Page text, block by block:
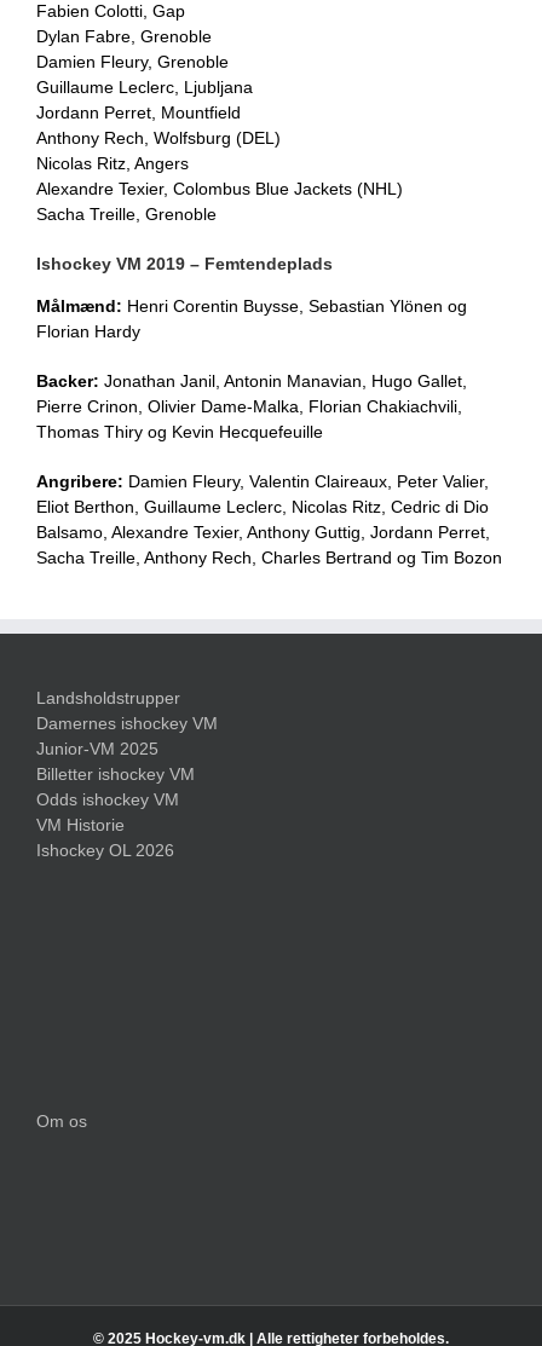
Fabien Colotti, Gap
Dylan Fabre, Grenoble
Damien Fleury, Grenoble
Guillaume Leclerc, Ljubljana
Jordann Perret, Mountfield
Anthony Rech, Wolfsburg (DEL)
Nicolas Ritz, Angers
Alexandre Texier, Colombus Blue Jackets (NHL)
Sacha Treille, Grenoble
Ishockey VM 2019 – Femtendeplads
Målmænd: Henri Corentin Buysse, Sebastian Ylönen og
Florian Hardy
Backer: Jonathan Janil, Antonin Manavian, Hugo Gallet,
Pierre Crinon, Olivier Dame-Malka, Florian Chakiachvili,
Thomas Thiry og Kevin Hecquefeuille
Angribere: Damien Fleury, Valentin Claireaux, Peter Valier,
Eliot Berthon, Guillaume Leclerc, Nicolas Ritz, Cedric di Dio
Balsamo, Alexandre Texier, Anthony Guttig, Jordann Perret,
Sacha Treille, Anthony Rech, Charles Bertrand og Tim Bozon
Landsholdstrupper
Damernes ishockey VM
Junior-VM 2025
Billetter ishockey VM
Odds ishockey VM
VM Historie
Ishockey OL 2026
Om os
© 2025 Hockey-vm.dk | Alle rettigheter forbeholdes.